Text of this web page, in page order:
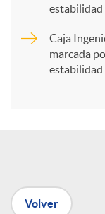
n
estabilidad
Caja
marcada
estabilidad
Volver